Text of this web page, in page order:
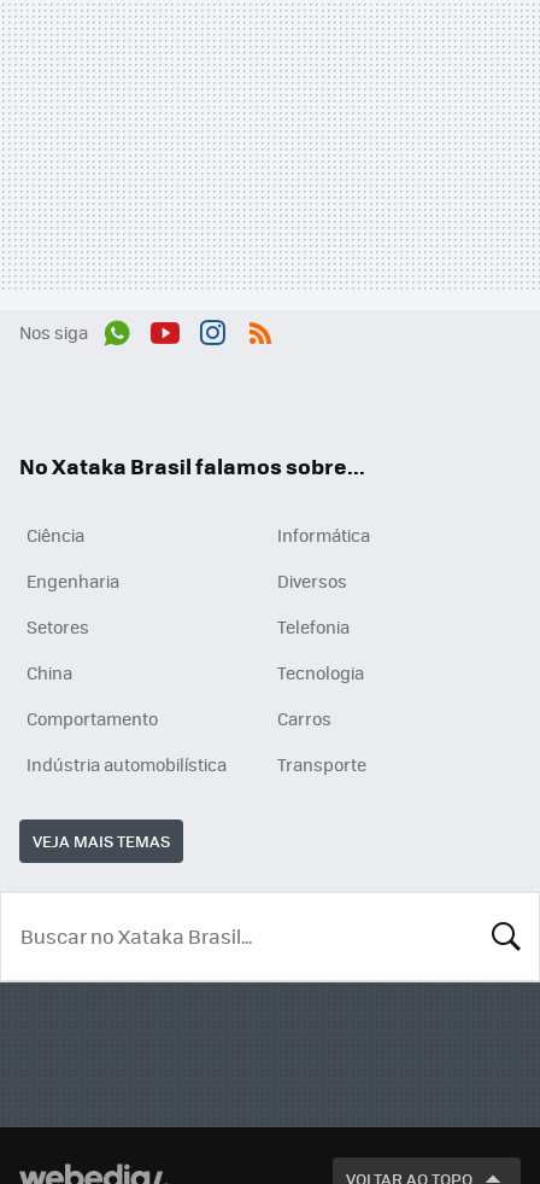
Nos siga
No Xataka Brasil falamos sobre...
Ciência
Informática
Engenharia
Diversos
Setores
Telefonia
China
Tecnologia
Comportamento
Carros
Indústria automobilística
Transporte
VEJA MAIS TEMAS
VOLTAR AO TOPO